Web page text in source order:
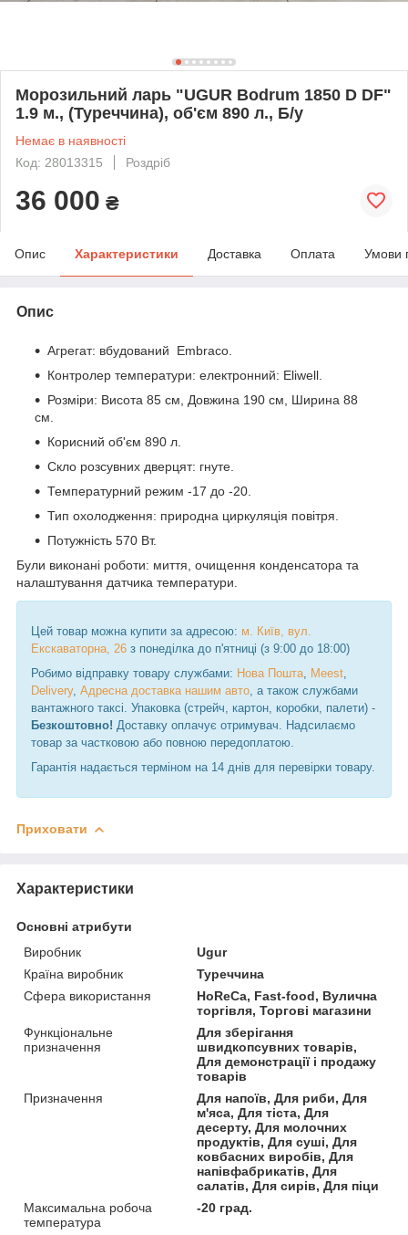
Морозильний ларь "UGUR Bodrum 1850 D DF"
1.9 м., (Туреччина), об'єм 890 л., Б/у
Немає в наявності
Код: 28013315
Роздріб
36 000 ₴
Опис Характеристики Доставка Оплата Умови
Опис
Агрегат: вбудований Embraco.
Контролер температури: електронний: Eliwell.
Розміри: Висота 85 см, Довжина 190 см, Ширина 88
см.
Корисний об'єм 890 л.
Скло розсувних дверцят: гнуте.
Температурний режим -17 до -20.
Тип охолодження: природна циркуляція повітря.
Потужність 570 Вт.
Були виконані роботи: миття, очищення конденсатора та
налаштування датчика температури.
Цей товар можна купити за адресою: м. Київ, вул.
Екскаваторна, 26 з понеділка до п'ятниці (з 9:00 до 18:00)
Робимо відправку товару службами: Нова Пошта Meest
Delivery, Адресна доставка нашим авто , а також службами
вантажного таксі. Упаковка (стрейч, картон, коробки, палети) -
Безкоштовно! Доставку оплачує отримувач. Надсилаємо
товар за частковою або повною передоплатою.
Гарантія надається терміном на 14 днів для перевірки товару.
Приховати
Характеристики
Основні атрибути
Виробник
Ugur
Країна виробник
Туреччина
Сфера використання
HoReCa, Fast-food, Вулична
торгівля, Торгові магазини
Функціональне
призначення
Для зберігання
швидкопсувних товарів,
Для демонстрації і продажу
товарів
Призначення
Для напоїв, Для риби, Для
м'яса, Для тіста, Для
десерту, Для молочних
продуктів, Для суші, Для
ковбасних виробів, Для
напівфабрикатів, Для
салатів, Для сирів, Для піци
Максимальна робоча
температура
-20 град.